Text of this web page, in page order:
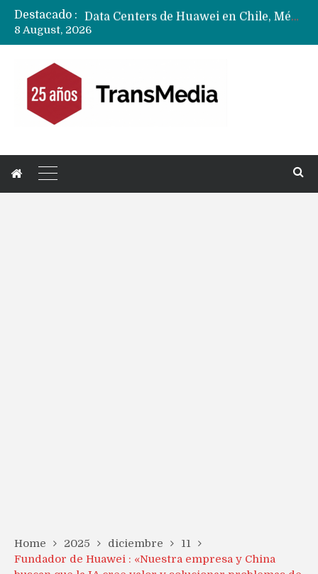
Destacado :
8 August, 2026
Home 2025 diciembre
11
Fundador de Huawei : «Nuestra empresa y China